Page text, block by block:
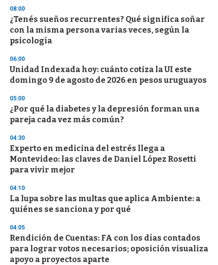
3
s
e
c
o
d
s
08:00
¿Tenés sueños recurrentes? Qué significa soñar
con la misma persona varias veces, según la
psicología
06:00
Unidad Indexada hoy: cuánto cotiza la UI este
domingo 9 de agosto de 2026 en pesos uruguayos
05:00
¿Por qué la diabetes y la depresión forman una
pareja cada vez más común?
04:30
Experto en medicina del estrés llega a
Montevideo: las claves de Daniel López Rosetti
para vivir mejor
04:10
La lupa sobre las multas que aplica Ambiente: a
quiénes se sanciona y por qué
04:05
Rendición de Cuentas: FA con los días contados
para lograr votos necesarios; oposición visualiza
apoyo a proyectos aparte